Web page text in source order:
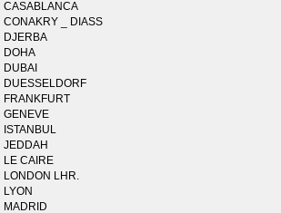
CASABLANCA
CONAKRY _ DIASS
DJERBA
DOHA
DUBAI
DUESSELDORF
FRANKFURT
GENEVE
ISTANBUL
JEDDAH
LE CAIRE
LONDON LHR.
LYON
MADRID